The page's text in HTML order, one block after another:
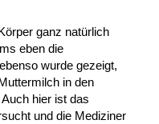
ganz natürlich
eben die
wurde gezeigt,
in den
hier ist das
und die Mediziner